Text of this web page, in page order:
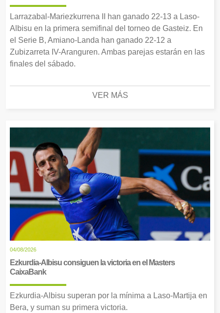
Larrazabal-Mariezkurrena II han ganado 22-13 a Laso-
Albisu en la primera semifinal del torneo de Gasteiz. En
el Serie B, Amiano-Landa han ganado 22-12 a
Zubizarreta IV-Aranguren. Ambas parejas estarán en las
finales del sábado.
VER MÁS
04/08/2026
Ezkurdia-Albisu consiguen la victoria en el Masters
CaixaBank
Ezkurdia-Albisu superan por la mínima a Laso-Martija en
Bera, y suman su primera victoria.